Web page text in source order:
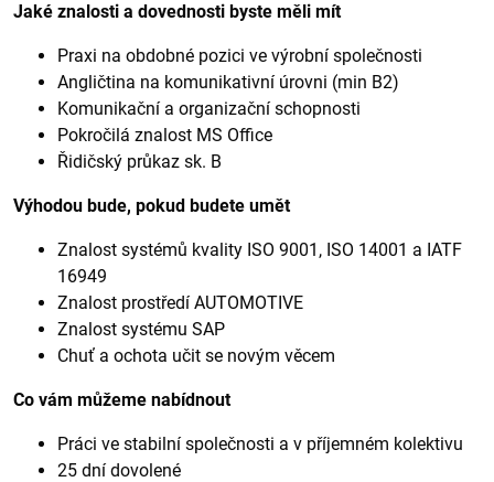
Jaké znalosti a dovednosti byste měli mít
Praxi na obdobné pozici ve výrobní společnosti
Angličtina na komunikativní úrovni (min B2)
Komunikační a organizační schopnosti
Pokročilá znalost MS Office
Řidičský průkaz sk. B
Výhodou bude, pokud budete umět
Znalost systémů kvality ISO 9001, ISO 14001 a IATF
16949
Znalost prostředí AUTOMOTIVE
Znalost systému SAP
Chuť a ochota učit se novým věcem
Co vám můžeme nabídnout
Práci ve stabilní společnosti a v příjemném kolektivu
25 dní dovolené